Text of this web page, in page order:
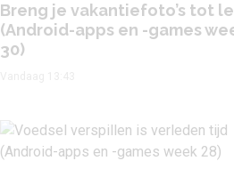
Breng je vakantiefoto’s tot
(Android-apps en -games
30)